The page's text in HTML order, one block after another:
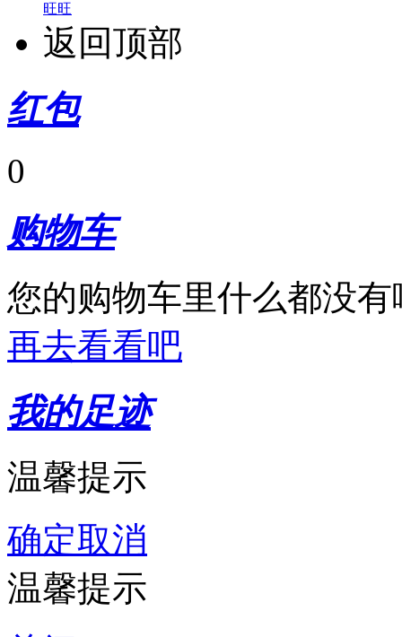
旺旺
返回顶部
红包
0
购物车
您的购物车里什么都没有
再去看看吧
我的足迹
温馨提示
确定取消
温馨提示